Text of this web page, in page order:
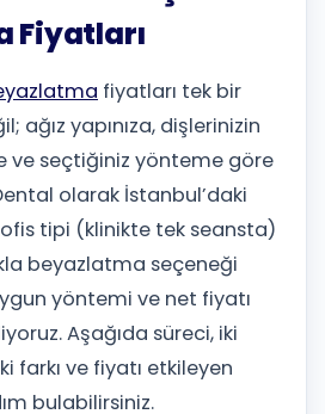
Fiyatları
fiyatları tek bir
ağız yapınıza, dişlerinizin
ve seçtiğiniz yönteme göre
olarak İstanbul’daki
tipi (klinikte tek seansta)
beyazlatma seçeneği
yöntemi ve net fiyatı
Aşağıda süreci, iki
farkı ve fiyatı etkileyen
bulabilirsiniz.